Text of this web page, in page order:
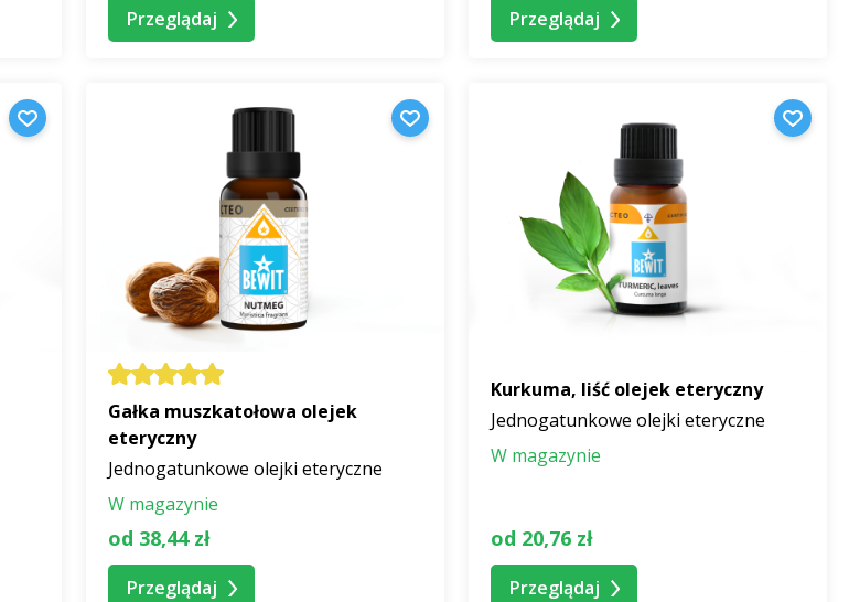
Przeglądaj Przeglądaj
Gałka muszkatołowa olejek
eteryczny
Jednogatunkowe olejki eteryczne
W magazynie
od 38,44 zł
Przeglądaj
Kurkuma, liść olejek eteryczny
Jednogatunkowe olejki eteryczne
W magazynie
od 20,76 zł
Przeglądaj